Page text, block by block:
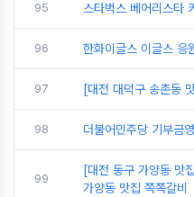
95 스타벅스 베어리스타
96 한화이글스 이글스 응
97 [대전 대덕구 송촌동
98 더불어민주당 기부금
99
[대전 동구 가양동 맛
가양동 맛집 쪽쪽갈비